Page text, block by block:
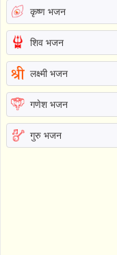
कृष्ण भजन
शिव भजन
लक्ष्मी भजन
गणेश भजन
गुरु भजन